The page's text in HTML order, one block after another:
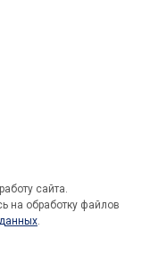
сайта.
на обработку файлов
.